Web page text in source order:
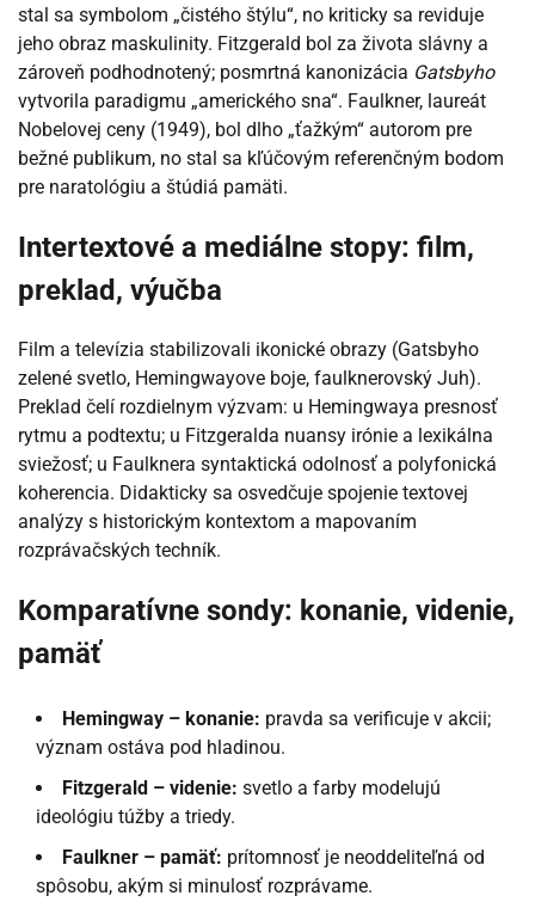
stal sa symbolom „čistého štýlu“, no kriticky sa reviduje
jeho obraz maskulinity. Fitzgerald bol za života slávny a
zároveň podhodnotený; posmrtná kanonizácia Gatsbyho
vytvorila paradigmu „amerického sna“. Faulkner, laureát
Nobelovej ceny (1949), bol dlho „ťažkým“ autorom pre
bežné publikum, no stal sa kľúčovým referenčným bodom
pre naratológiu a štúdiá pamäti.
Intertextové a mediálne stopy: film,
preklad, výučba
Film a televízia stabilizovali ikonické obrazy (Gatsbyho
zelené svetlo, Hemingwayove boje, faulknerovský Juh).
Preklad čelí rozdielnym výzvam: u Hemingwaya presnosť
rytmu a podtextu; u Fitzgeralda nuansy irónie a lexikálna
sviežosť; u Faulknera syntaktická odolnosť a polyfonická
koherencia. Didakticky sa osvedčuje spojenie textovej
analýzy s historickým kontextom a mapovaním
rozprávačských techník.
Komparatívne sondy: konanie, videnie,
pamäť
Hemingway – konanie: pravda sa verificuje v akcii;
význam ostáva pod hladinou.
Fitzgerald – videnie: svetlo a farby modelujú
ideológiu túžby a triedy.
Faulkner – pamäť: prítomnosť je neoddeliteľná od
spôsobu, akým si minulosť rozprávame.